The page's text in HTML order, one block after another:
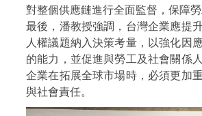
對整個供應鏈進行全面監督，保障勞
最後，潘教授強調，台灣企業應提
人權議題納入決策考量，以強化因
的能力，並促進與勞工及社會關係
企業在拓展全球市場時，必須更加
與社會責任。